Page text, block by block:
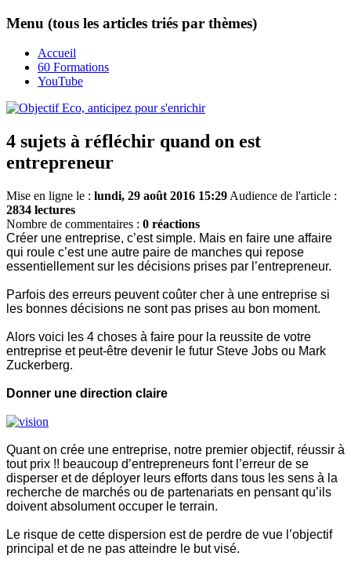
Menu (tous les articles triés par thèmes)
Accueil
60 Formations
YouTube
4 sujets à réfléchir quand on est
entrepreneur
Mise en ligne le : lundi, 29 août 2016 15:29 Audience de l'article :
2834 lectures
Nombre de commentaires : 0 réactions
Créer une entreprise, c’est simple. Mais en faire une affaire
qui roule c’est une autre paire de manches qui repose
essentiellement sur les décisions prises par l’entrepreneur.
Parfois des erreurs peuvent coûter cher à une entreprise si
les bonnes décisions ne sont pas prises au bon moment.
Alors voici les 4 choses à faire pour la reussite de votre
entreprise et peut-être devenir le futur Steve Jobs ou Mark
Zuckerberg.
Donner une direction claire
Quant on crée une entreprise, notre premier objectif, réussir à
tout prix !! beaucoup d’entrepreneurs font l’erreur de se
disperser et de déployer leurs efforts dans tous les sens à la
recherche de marchés ou de partenariats en pensant qu’ils
doivent absolument occuper le terrain.
Le risque de cette dispersion est de perdre de vue l’objectif
principal et de ne pas atteindre le but visé.